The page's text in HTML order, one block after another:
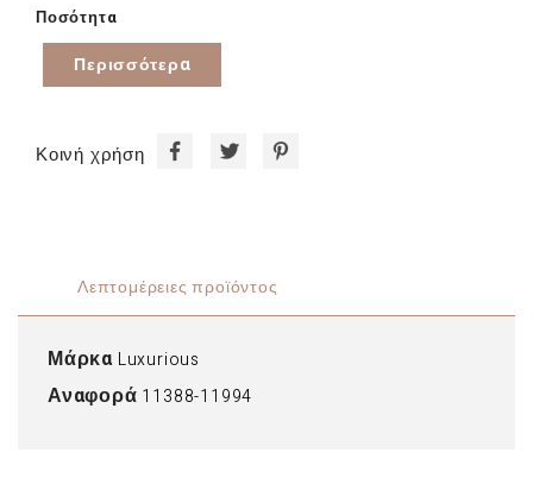
Ποσότητα
Περισσότερα
Κοινή χρήση
Λεπτομέρειες προϊόντος
Μάρκα Luxurious
Αναφορά 11388-11994